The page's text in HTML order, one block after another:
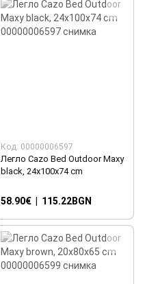
Код: 00000006597
Легло Cazo Bed Outdoor Maxy
black, 24x100x74 cm
58.90€ 115.22BGN